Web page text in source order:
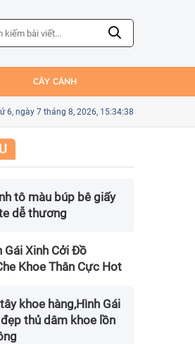
CÂY CẢNH
của Kim Seung-gyu trong trận gặp Mexico
6, ngày 7 tháng 8, 2026, 15:34:39
tô màu búp bê giấy
dễ thương
Gái Xinh Cởi Đồ
Khoe Thân Cực Hot
khoe hàng,Hình Gái
thủ dâm khoe lồn